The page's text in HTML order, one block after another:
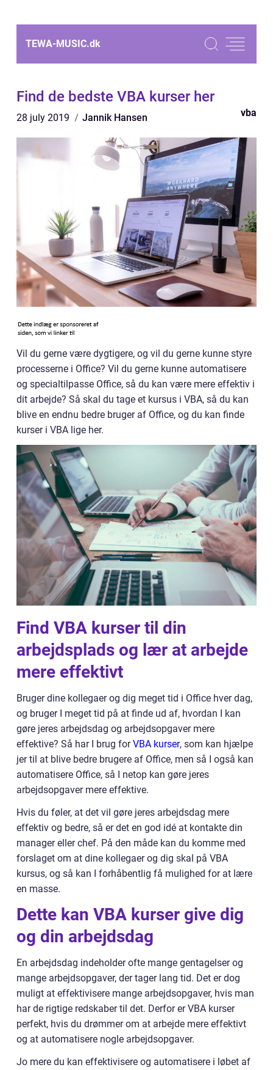
TEWA-MUSIC.dk
Find de bedste VBA kurser her
28 july 2019 Jannik Hansen vba
Vil du gerne være dygtigere, og vil du gerne kunne styre
processerne i Office? Vil du gerne kunne automatisere
og specialtilpasse Office, så du kan være mere effektiv i
dit arbejde? Så skal du tage et kursus i VBA, så du kan
blive en endnu bedre bruger af Office, og du kan finde
kurser i VBA lige her.
Find VBA kurser til din
arbejdsplads og lær at arbejde
mere effektivt
Bruger dine kollegaer og dig meget tid i Office hver dag,
og bruger I meget tid på at finde ud af, hvordan I kan
gøre jeres arbejdsdag og arbejdsopgaver mere
effektive? Så har I brug forVBA kurser, som kan hjælpe
jer til at blive bedre brugere af Office, men så I også kan
automatisere Office, så I netop kan gøre jeres
arbejdsopgaver mere effektive.
Hvis du føler, at det vil gøre jeres arbejdsdag mere
effektiv og bedre, så er det en god idé at kontakte din
manager eller chef. På den måde kan du komme med
forslaget om at dine kollegaer og dig skal på VBA
kursus, og så kan I forhåbentlig få mulighed for at lære
en masse.
Dette kan VBA kurser give dig
og din arbejdsdag
En arbejdsdag indeholder ofte mange gentagelser og
mange arbejdsopgaver, der tager lang tid. Det er dog
muligt at effektivisere mange arbejdsopgaver, hvis man
har de rigtige redskaber til det. Derfor er VBA kurser
perfekt, hvis du drømmer om at arbejde mere effektivt
og at automatisere nogle arbejdsopgaver.
Jo mere du kan effektivisere og automatisere i løbet af